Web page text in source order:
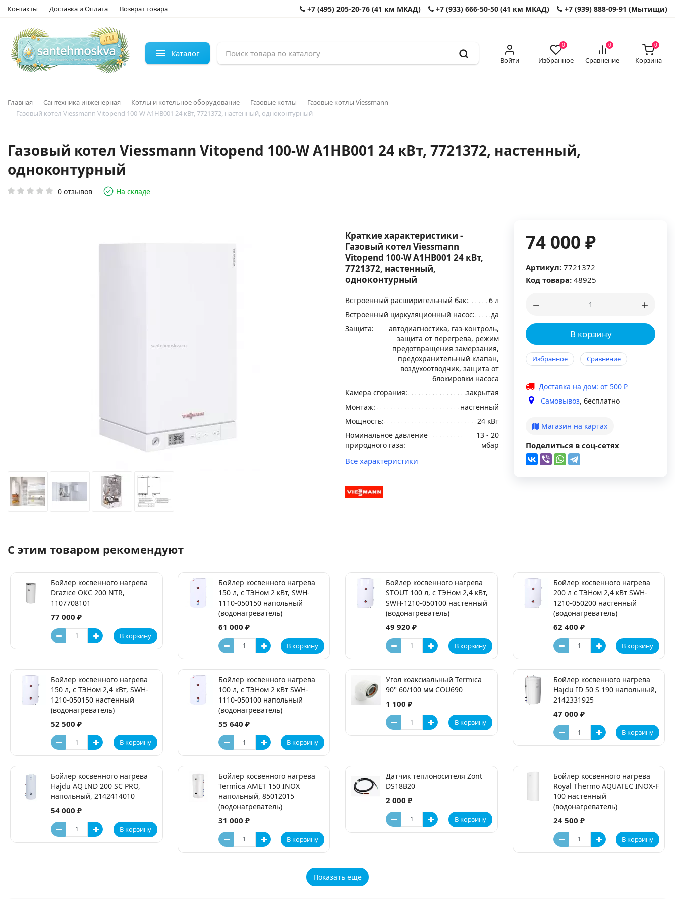
Контакты Доставка и Оплата Возврат товара +7 (495) 205-20-76 (41 км МКАД) +7 (933) 666-50-50 (41 км МКАД) +7 (939) 888-09-91 (Мытищи)
Каталог
Войти
0
Избранное
0
Сравнение
0
Корзина
Главная Сантехника инженерная Котлы и котельное оборудование Газовые котлы
Газовые котлы Viessmann
Газовый котел Viessmann Vitopend 100-W A1HB001 24 кВт, 7721372, настенный, одноконтурный
Газовый котел Viessmann Vitopend 100-W A1HB001 24 кВт, 7721372, настенный,
одноконтурный
0 отзывов На складе
74 000 ₽
Артикул: 7721372
Код товара: 48925
В корзину
Избранное Сравнение
Доставка на дом: от 500 ₽
Самовывоз, бесплатно
Магазин на картах
Поделиться в соц-сетях
Краткие характеристики -
Газовый котел Viessmann
Vitopend 100-W A1HB001 24 кВт,
7721372, настенный,
одноконтурный
Встроенный расширительный бак:
6 л
Встроенный циркуляционный насос:
да
Защита:
автодиагностика, газ-контроль,
защита от перегрева, режим
предотвращения замерзания,
предохранительный клапан,
воздухоотводчик, защита от
блокировки насоса
Камера сгорания:
закрытая
Монтаж:
настенный
Мощность:
24 кВт
Номинальное давление
природного газа:
13 - 20
мбар
Все характеристики
С этим товаром рекомендуют
Бойлер косвенного нагрева
Drazice ОКС 200 NTR,
1107708101
77 000 ₽
В корзину
Бойлер косвенного нагрева
150 л, с ТЭНом 2 кВт, SWH-
1110-050150 напольный
(водонагреватель)
61 000 ₽
В корзину
Бойлер косвенного нагрева
STOUT 100 л, с ТЭНом 2,4 кВт,
SWH-1210-050100 настенный
(водонагреватель)
49 920 ₽
В корзину
Бойлер косвенного нагрева
200 л с ТЭНом 2,4 кВт SWH-
1210-050200 настенный
(водонагреватель)
62 400 ₽
В корзину
Бойлер косвенного нагрева
150 л, с ТЭНом 2,4 кВт, SWH-
1210-050150 настенный
(водонагреватель)
52 500 ₽
В корзину
Бойлер косвенного нагрева
100 л, с ТЭНом 2 кВт SWH-
1110-050100 напольный
(водонагреватель)
55 640 ₽
В корзину
Угол коаксиальный Termica
90° 60/100 мм COU690
1 100 ₽
В корзину
Бойлер косвенного нагрева
Hajdu ID 50 S 190 напольный,
2142331925
47 000 ₽
В корзину
Бойлер косвенного нагрева
Hajdu AQ IND 200 SC PRO,
напольный, 2142414010
54 000 ₽
В корзину
Бойлер косвенного нагрева
Termica AMET 150 INOX
напольный, 85012015
(водонагреватель)
31 000 ₽
В корзину
Датчик теплоносителя Zont
DS18B20
2 000 ₽
В корзину
Бойлер косвенного нагрева
Royal Thermo AQUATEC INOX-F
100 настенный
(водонагреватель)
24 500 ₽
В корзину
Показать еще